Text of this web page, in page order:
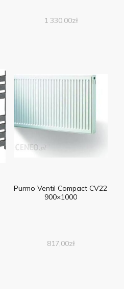
1 330,00zł
Purmo Ventil Compact CV22
900×1000
817,00zł